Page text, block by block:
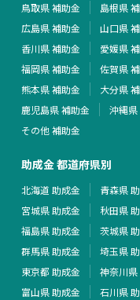
鳥取県 補助金
島根県
広島県 補助金
山口県
香川県 補助金
愛媛県
福岡県 補助金
佐賀県
熊本県 補助金
大分県
鹿児島県 補助金
沖縄県
その他 補助金
助成金 都道府県別
北海道 助成金 青森県
宮城県 助成金
秋田県
福島県 助成金
茨城県
群馬県 助成金
埼玉県
東京都 助成金
神奈川県
富山県 助成金
石川県